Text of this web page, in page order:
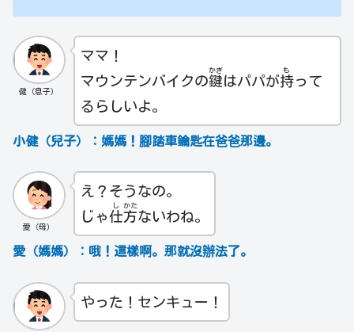
健（息子）
ママ！
マウンテンバイクの鍵
かぎ
はパパが持
も
って
るらしいよ。
小健（兒子）：媽媽！腳踏車鑰匙在爸爸那邊。
愛（母）
え？そうなの。
じゃ仕
し
方
かた
ないわね。
愛（媽媽）：哦！這樣啊。那就沒辦法了。
やった！センキュー！